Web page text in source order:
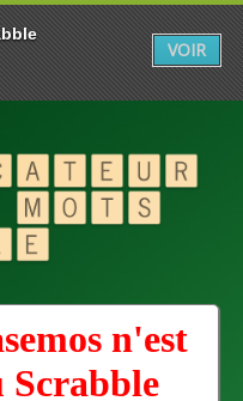
n'est
Scrabble
VOIR